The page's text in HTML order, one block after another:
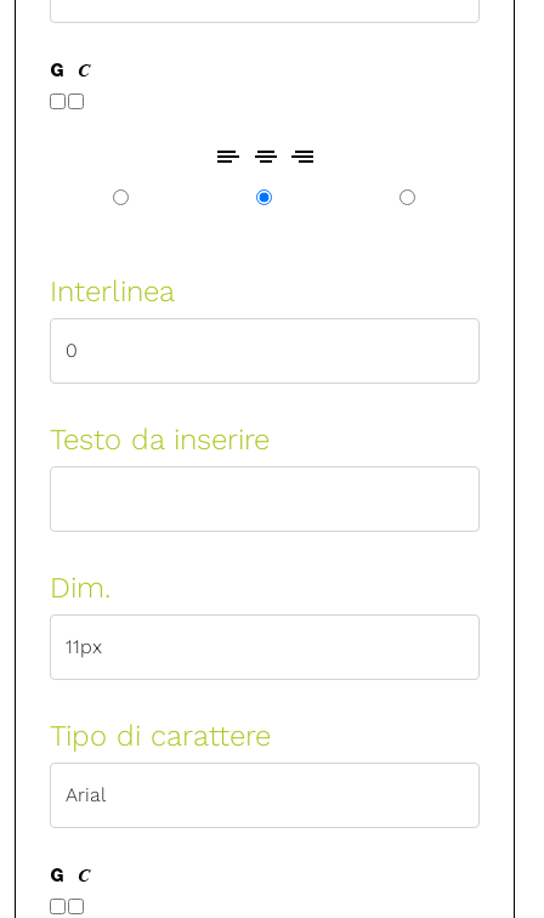
Interlinea
Testo da inserire
Dim.
Tipo di carattere